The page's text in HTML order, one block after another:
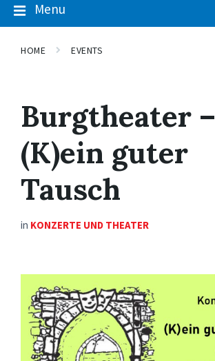
Menu
HOME EVENTS
Burgtheater –
(K)ein guter
Tausch
in KONZERTE UND THEATER